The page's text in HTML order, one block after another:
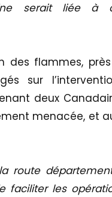
serait liée à
des flammes,
sur
deux
menacée, et
route
faciliter les